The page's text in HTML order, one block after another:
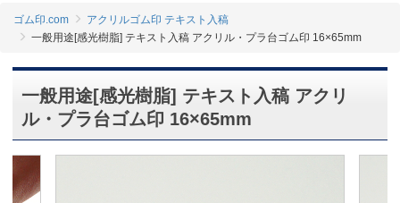
ゴム印.com
アクリルゴム印 テキスト入稿
一般用途[感光樹脂] テキスト入稿 アクリル・プラ台ゴム印 16×65mm
一般用途[感光樹脂] テキスト入稿 アクリ
ル・プラ台ゴム印 16×65mm